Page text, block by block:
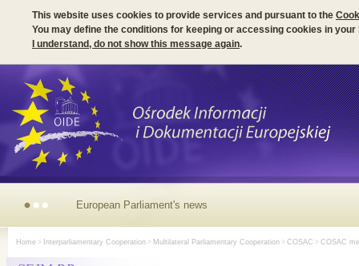
This website uses cookies to provide services and pursuant to the
You may define the conditions for keeping or accessing cookies in your
I understand, do not show this message again.
European Parliament's news
Home > Interparliamentary Cooperation > Multilateral Parliamentary Cooperation > COSAC > COSAC